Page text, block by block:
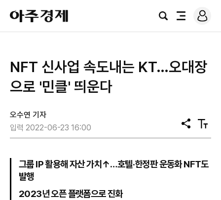
아
주
경
검
전
로
그
NFT 신사업 속도내는 KT…오대장
으로 '민클' 띄운다
오수연 기자
입력 2022-06-23 16:00
공
유
텍
스
기
그룹 IP 활용해 자산 가치↑…호텔·한정판 운동화 NFT도
발행
2023년 오픈 플랫폼으로 진화